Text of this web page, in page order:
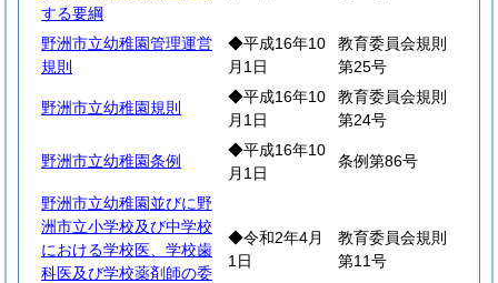
する要綱
野洲市立幼稚園管理運営
規則
◆平成16年10
月1日
教育委員会規則
第25号
野洲市立幼稚園規則
◆平成16年10
月1日
教育委員会規則
第24号
野洲市立幼稚園条例
◆平成16年10
月1日
条例第86号
野洲市立幼稚園並びに野
洲市立小学校及び中学校
における学校医、学校歯
科医及び学校薬剤師の委
◆令和2年4月
1日
教育委員会規則
第11号